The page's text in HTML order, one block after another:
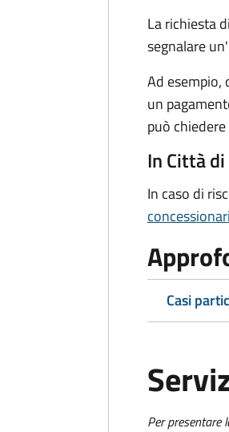
La richiesta
segnalare
Ad esempio,
un
può
In Città
In caso di
Casi
Per presentare